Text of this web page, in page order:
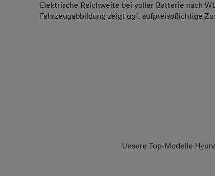
Elektrische Reichweite bei voller Batterie nach
Fahrzeugabbildung zeigt ggf. aufpreispflichtige
Unsere Top-Modelle